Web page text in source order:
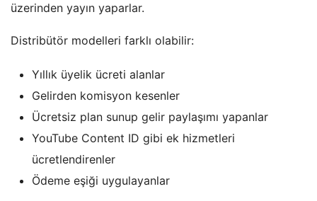
üzerinden yayın yaparlar.
Distribütör modelleri farklı olabilir:
Yıllık üyelik ücreti alanlar
Gelirden komisyon kesenler
Ücretsiz plan sunup gelir paylaşımı yapanlar
YouTube Content ID gibi ek hizmetleri
ücretlendirenler
Ödeme eşiği uygulayanlar